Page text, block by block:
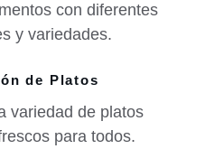
de Platos
variedad de platos
para todos.
con diferentes
y variedades.